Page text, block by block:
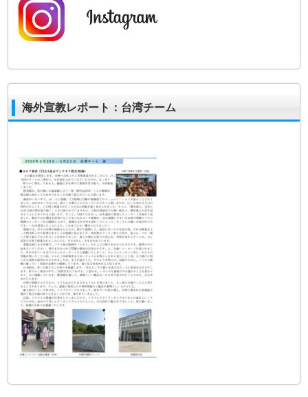
海外宣教レポート：台湾チーム